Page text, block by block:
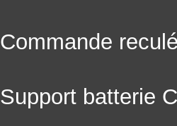
Commande
Support batterie